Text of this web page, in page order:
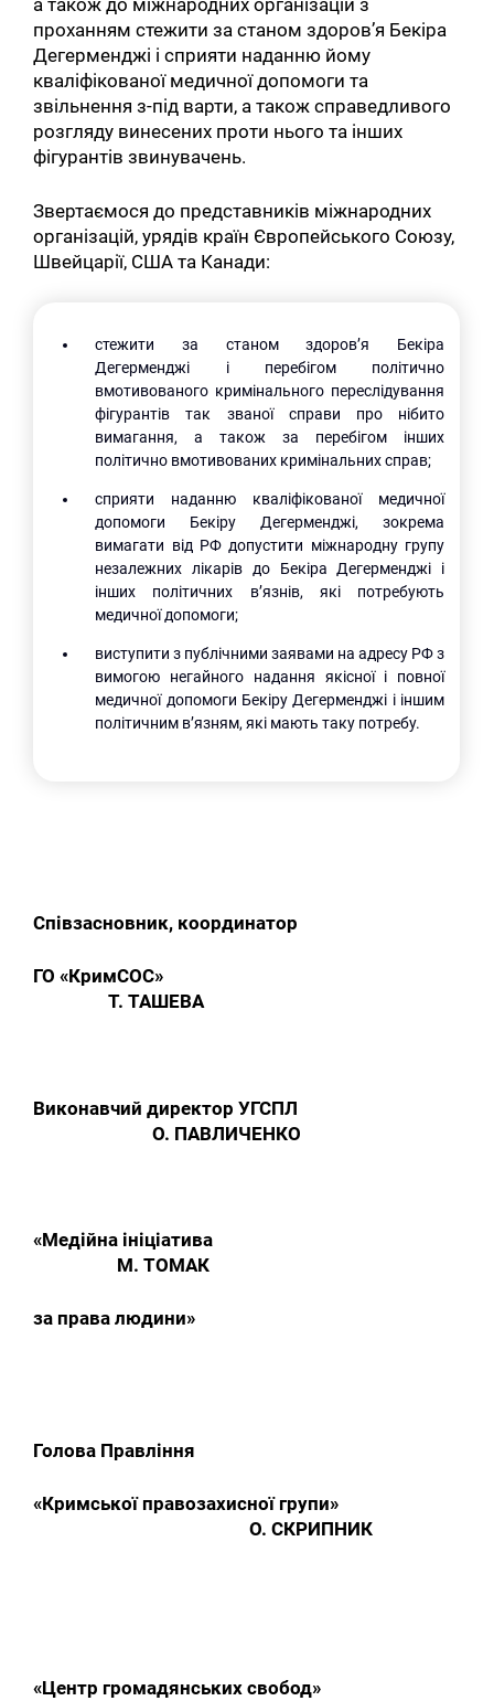
а також до міжнародних організацій з
проханням стежити за станом здоров’я Бекіра
Дегерменджі і сприяти наданню йому
кваліфікованої медичної допомоги та
звільнення з-під варти, а також справедливого
розгляду винесених проти нього та інших
фігурантів звинувачень.
Звертаємося до представників міжнародних
організацій, урядів країн Європейського Союзу,
Швейцарії, США та Канади:
стежити за станом здоров’я Бекіра
Дегерменджі і перебігом політично
вмотивованого кримінального переслідування
фігурантів так званої справи про нібито
вимагання, а також за перебігом інших
політично вмотивованих кримінальних справ;
сприяти наданню кваліфікованої медичної
допомоги Бекіру Дегерменджі, зокрема
вимагати від РФ допустити міжнародну групу
незалежних лікарів до Бекіра Дегерменджі і
інших політичних в’язнів, які потребують
медичної допомоги;
виступити з публічними заявами на адресу РФ з
вимогою негайного надання якісної і повної
медичної допомоги Бекіру Дегерменджі і іншим
політичним в’язням, які мають таку потребу.
Співзасновник, координатор
ГО «КримСОС»
Т. ТАШЕВА
Виконавчий директор УГСПЛ
О. ПАВЛИЧЕНКО
«Медійна ініціатива
М. ТОМАК
за права людини»
Голова Правління
«Кримської правозахисної групи»
О. СКРИПНИК
«Центр громадянських свобод»